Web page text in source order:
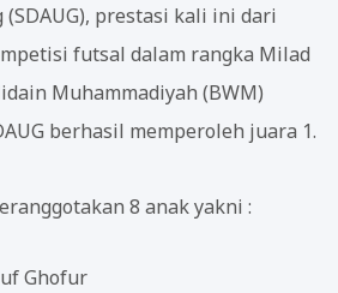
(SDAUG), prestasi kali ini dari
futsal dalam rangka Milad
Muhammadiyah (BWM)
berhasil memperoleh juara 1.
8 anak yakni :
Ghofur